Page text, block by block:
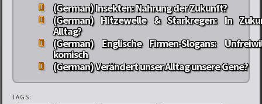
(German) Insekten: Nahrung der Zukunft?
(German) Hitzewelle & Starkregen: In
Alltag?
(German) Englische Firmen-Slogans:
komisch
(German) Verändert unser Alltag unsere Gene?
TAGS: